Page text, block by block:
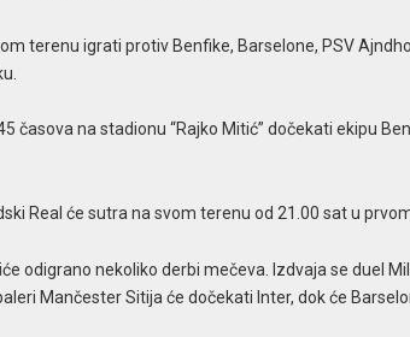
terenu igrati protiv Benfike, Barselone, PSV
časova na stadionu “Rajko Mitić” dočekati ekipu
Real će sutra na svom terenu od 21.00 sat u
odigrano nekoliko derbi mečeva. Izdvaja se duel
Mančester Sitija će dočekati Inter, dok će